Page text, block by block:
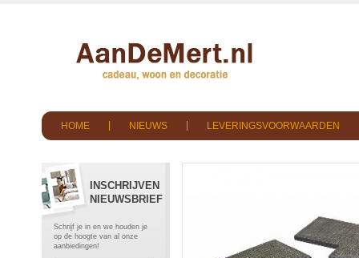
HOME NIEUWS LEVERINGSVOORWAARDEN
INSCHRIJVEN
NIEUWSBRIEF
Schrijf je in en we houden je
op de hoogte van al onze
aanbiedingen!